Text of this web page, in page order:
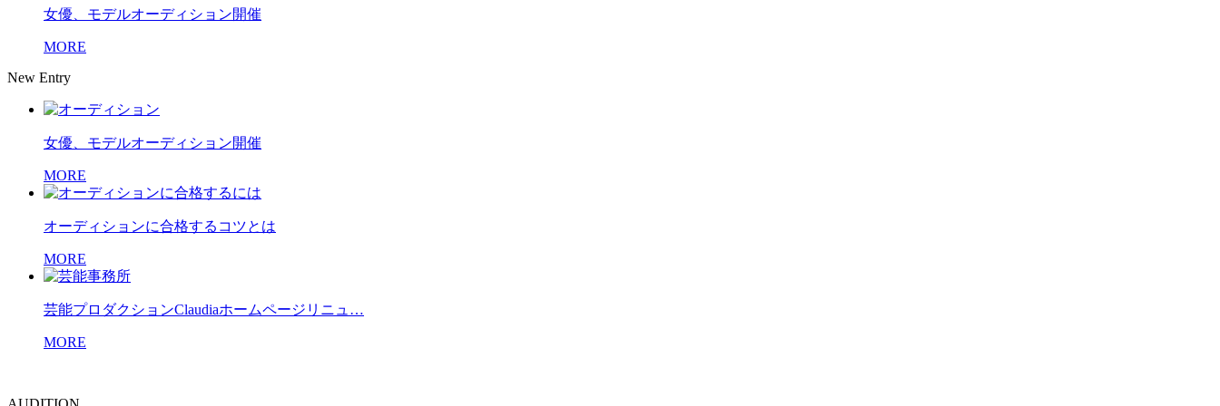
女優、モデルオーディション開催
MORE
New Entry
女優、モデルオーディション開催
MORE
オーディションに合格するコツとは
MORE
芸能プロダクションClaudiaホームページリニュ…
MORE